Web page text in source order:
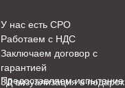
Предоставляем испытание
У нас есть СРО
Работаем с НДС
Заключаем договор с
гарантией
3Д визуализация в подарок